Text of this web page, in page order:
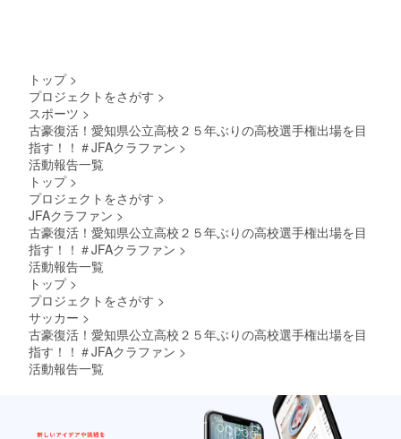
トップ >
プロジェクトをさがす >
スポーツ >
古豪復活！愛知県公立高校２５年ぶりの高校選手権出場を目
指す！！＃JFAクラファン >
活動報告一覧
トップ >
プロジェクトをさがす >
JFAクラファン >
古豪復活！愛知県公立高校２５年ぶりの高校選手権出場を目
指す！！＃JFAクラファン >
活動報告一覧
トップ >
プロジェクトをさがす >
サッカー >
古豪復活！愛知県公立高校２５年ぶりの高校選手権出場を目
指す！！＃JFAクラファン >
活動報告一覧